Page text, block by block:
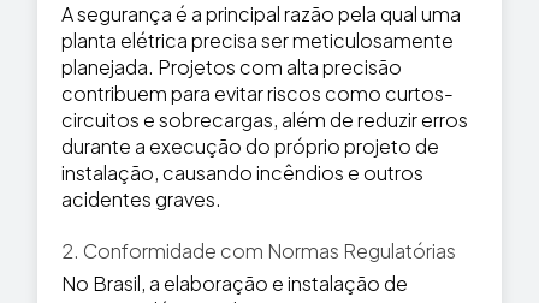
A segurança é a principal razão pela qual uma
planta elétrica precisa ser meticulosamente
planejada. Projetos com alta precisão
contribuem para evitar riscos como curtos-
circuitos e sobrecargas, além de reduzir erros
durante a execução do próprio projeto de
instalação, causando incêndios e outros
acidentes graves.
2. Conformidade com Normas Regulatórias
No Brasil, a elaboração e instalação de